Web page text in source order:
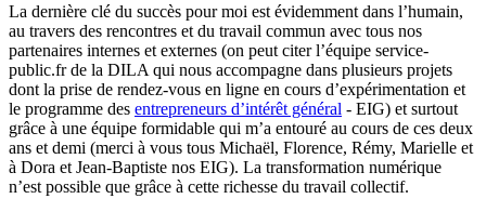
La dernière clé du succès pour moi est évidemment dans l’humain,
au travers des rencontres et du travail commun avec tous nos
partenaires internes et externes (on peut citer l’équipe service-
public.fr de la DILA qui nous accompagne dans plusieurs projets
dont la prise de rendez-vous en ligne en cours d’expérimentation et
le programme des entrepreneurs d’intérêt général - EIG) et surtout
grâce à une équipe formidable qui m’a entouré au cours de ces deux
ans et demi (merci à vous tous Michaël, Florence, Rémy, Marielle et
à Dora et Jean-Baptiste nos EIG). La transformation numérique
n’est possible que grâce à cette richesse du travail collectif.